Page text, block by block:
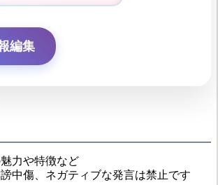
編集
力や特徴など
中傷、ネガティブな発言は禁止です